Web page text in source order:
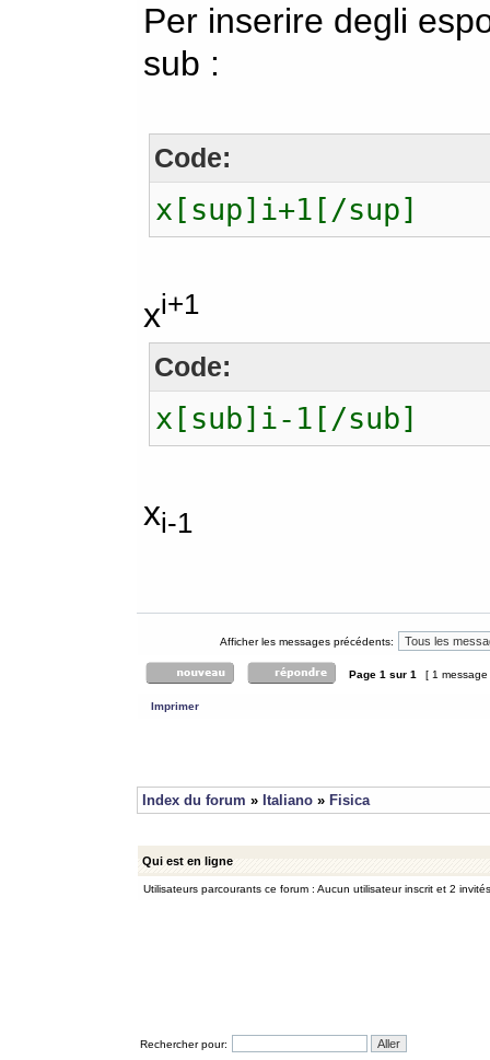
Per inserire degli
sub :
Code:
x[sup]i+1[/sup]
xi+1
Code:
x[sub]i-1[/sub]
xi-1
Afficher les messages précédents:
Page 1 sur 1 [ 1
Imprimer
Index du forum » Italiano » Fisica
Qui est en ligne
Utilisateurs parcourants ce forum : Aucun utilisateur inscrit et 2 invités
Rechercher pour: